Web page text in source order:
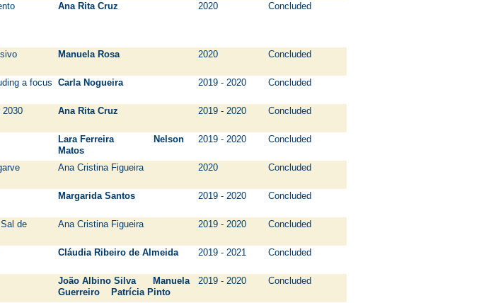
Ana Rita Cruz 2020 Concluded
Manuela Rosa 2020 Concluded
a focus Carla Nogueira 2019 - 2020 Concluded
2030 Ana Rita Cruz 2019 - 2020 Concluded
Lara Ferreira Nelson
Matos
2019 - 2020 Concluded
Ana Cristina Figueira 2020 Concluded
Margarida Santos 2019 - 2020 Concluded
de
Ana Cristina Figueira 2019 - 2020 Concluded
Cláudia Ribeiro de Almeida 2019 - 2021 Concluded
João Albino Silva Manuela
Guerreiro Patrícia Pinto
2019 - 2020 Concluded